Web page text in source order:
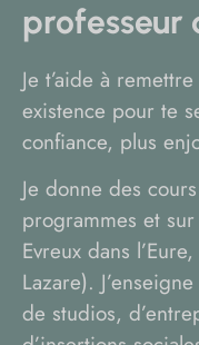
professeur
Je t’aide à
existence pour te
confiance, plus
Je donne des
programmes et
Evreux dans
Lazare).
de studios,